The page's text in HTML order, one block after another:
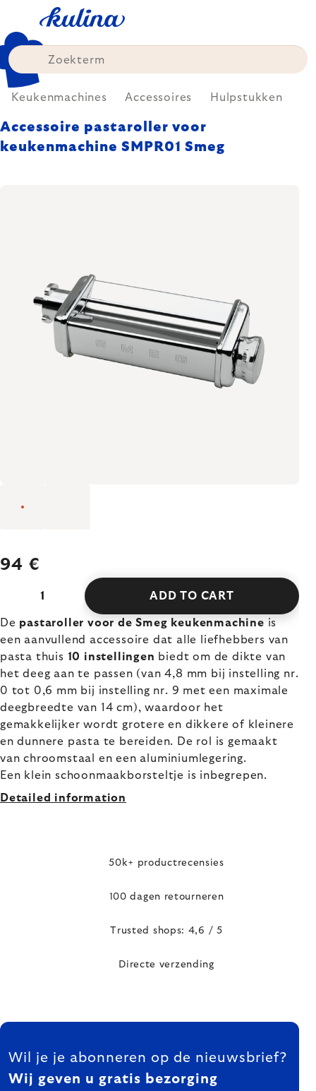
content
Keukenmachines Accessoires Hulpstukken
Accessoire pastaroller voor
keukenmachine SMPR01 Smeg
94 €
ADD TO CART
De pastaroller voor de Smeg keukenmachine is
een aanvullend accessoire dat alle liefhebbers van
pasta thuis 10 instellingen biedt om de dikte van
het deeg aan te passen (van 4,8 mm bij instelling nr.
0 tot 0,6 mm bij instelling nr. 9 met een maximale
deegbreedte van 14 cm), waardoor het
gemakkelijker wordt grotere en dikkere of kleinere
en dunnere pasta te bereiden. De rol is gemaakt
van chroomstaal en een aluminiumlegering.
Een klein schoonmaakborsteltje is inbegrepen.
Detailed information
50k+ productrecensies
100 dagen retourneren
Trusted shops: 4,6 / 5
Directe verzending
FOOTER
Wil je je abonneren op de nieuwsbrief?
Wij geven u gratis bezorging